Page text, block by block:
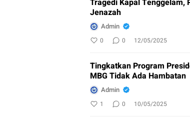
Jenazah
Admin
0 0 12/05/2025
Tingkatkan Program
MBG Tidak Ada Hambatan
Admin
1 0 10/05/2025